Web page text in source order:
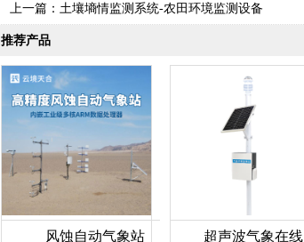
上一篇： 土壤墒情监测系统-农田环境监测设备
推荐产品
风蚀自动气象站